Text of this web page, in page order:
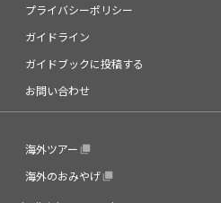
プライバシーポリシー
ガイドライン
ガイドブックに投稿する
お問い合わせ
海外ツアー
海外のおみやげ